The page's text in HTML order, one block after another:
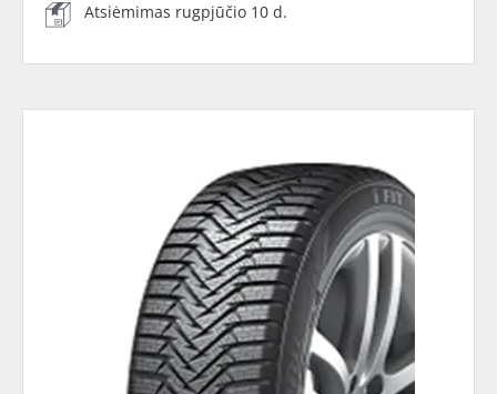
Atsiėmimas rugpjūčio 10 d.